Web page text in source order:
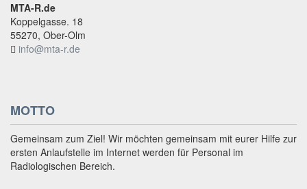
MTA-R.de
Koppelgasse. 18
55270, Ober-Olm
info@mta-r.de
MOTTO
Gemeinsam zum Ziel! Wir möchten gemeinsam mit eurer Hilfe zur
ersten Anlaufstelle im Internet werden für Personal im
Radiologischen Bereich.